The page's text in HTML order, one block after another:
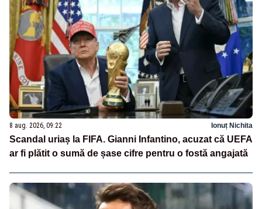
8 aug. 2026, 09:22 Ionuț Nichita
Scandal uriaș la FIFA. Gianni Infantino, acuzat că UEFA
ar fi plătit o sumă de șase cifre pentru o fostă angajată